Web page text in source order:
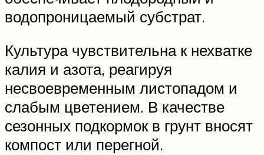
водопроницаемый субстрат.
Культура чувствительна к нехватке
калия и азота, реагируя
несвоевременным листопадом и
слабым цветением. В качестве
сезонных подкормок в грунт вносят
компост или перегной.